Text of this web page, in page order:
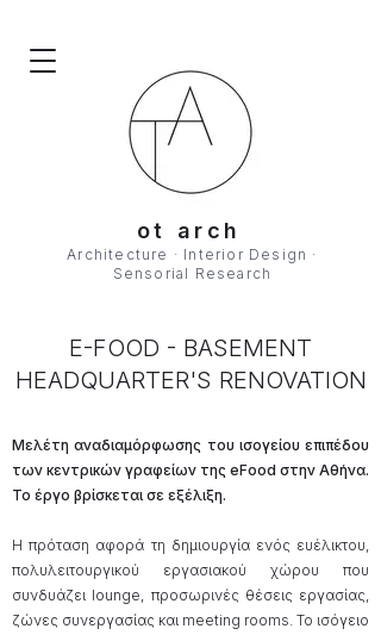
ot arch
Architecture · Interior Design ·
Sensorial Research
E-FOOD - BASEMENT
HEADQUARTER'S RENOVATION
Μελέτη αναδιαμόρφωσης του ισογείου επιπέδου
των κεντρικών γραφείων της eFood στην Αθήνα.
Το έργο βρίσκεται σε εξέλιξη.
Η πρόταση αφορά τη δημιουργία ενός ευέλικτου,
πολυλειτουργικού εργασιακού χώρου που
συνδυάζει lounge, προσωρινές θέσεις εργασίας,
ζώνες συνεργασίας και meeting rooms. Το ισόγειο